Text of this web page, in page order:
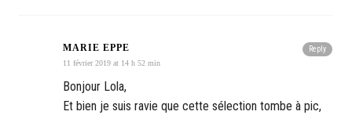
Reply
MARIE EPPE
11 février 2019 at 14 h 52 min
Bonjour Lola,
Et bien je suis ravie que cette sélection tombe à pic,